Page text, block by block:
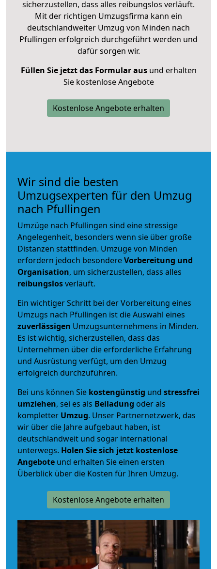
sicherzustellen, dass alles reibungslos verläuft.
Mit der richtigen Umzugsfirma kann ein
deutschlandweiter Umzug von Minden nach
Pfullingen erfolgreich durchgeführt werden und
dafür sorgen wir.
Füllen Sie jetzt das Formular ausund erhalten
Sie kostenlose Angebote
Kostenlose Angebote erhalten
Wir sind die besten
Umzugsexperten für den Umzug
nach Pfullingen
Umzüge nach Pfullingen sind eine stressige
Angelegenheit, besonders wenn sie über große
Distanzen stattfinden. Umzüge von Minden
erfordern jedoch besondereVorbereitung und
Organisation, um sicherzustellen, dass alles
reibungslosverläuft.
Ein wichtiger Schritt bei der Vorbereitung eines
Umzugs nach Pfullingen ist die Auswahl eines
zuverlässigen Umzugsunternehmens in Minden.
Es ist wichtig, sicherzustellen, dass das
Unternehmen über die erforderliche Erfahrung
und Ausrüstung verfügt, um den Umzug
erfolgreich durchzuführen.
Bei uns können Sie kostengünstig und stressfrei
umziehen, sei es als Beiladung oder als
kompletter Umzug. Unser Partnernetzwerk, das
wir über die Jahre aufgebaut haben, ist
deutschlandweit und sogar international
unterwegs. Holen Sie sich jetzt kostenlose
Angebote und erhalten Sie einen ersten
Überblick über die Kosten für Ihren Umzug.
Kostenlose Angebote erhalten